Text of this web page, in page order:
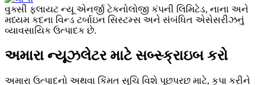
વુક્સી ફ્લાયટ ન્યૂ એનર્જી ટેકનોલોજી કંપની લિમિટેડ, નાના અને
મધ્યમ કદના વિન્ડ ટર્બાઇન સિસ્ટમ્સ અને સંબંધિત એસેસરીઝનું
વ્યાવસાયિક ઉત્પાદક છે.
અમારા ન્યૂઝલેટર માટે સબ્સ્ક્રાઇબ કરો
અમારા ઉત્પાદનો અથવા કિંમત સૂચિ વિશે પૂછપરછ માટે, કૃપા કરીને